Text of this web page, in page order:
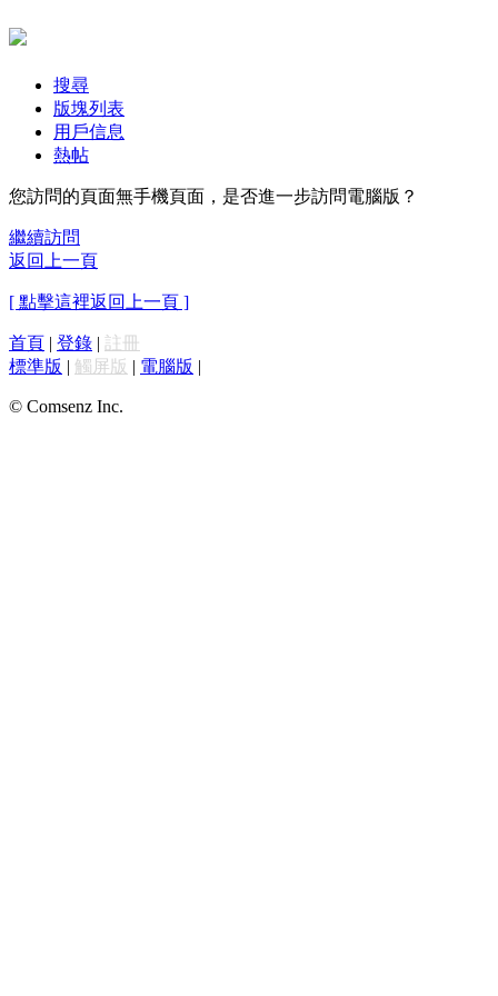
搜尋
版塊列表
用戶信息
熱帖
您訪問的頁面無手機頁面，是否進一步訪問電腦版？
繼續訪問
返回上一頁
[ 點擊這裡返回上一頁 ]
首頁 | 登錄 | 註冊
標準版 | 觸屏版 | 電腦版 |
© Comsenz Inc.